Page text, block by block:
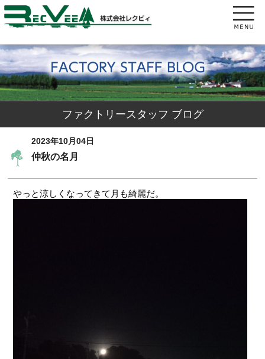
ファクトリースタッフ ブログ
2023年10月04日
仲秋の名月
やっと涼しくなってきて月も綺麗だ。